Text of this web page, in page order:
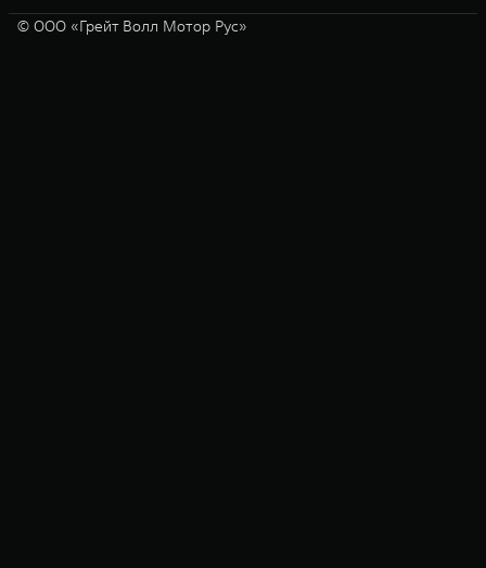
© ООО «Грейт Волл Мотор Рус»